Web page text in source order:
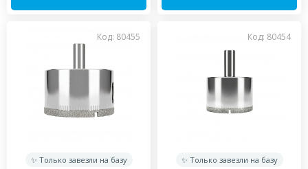
Код: 80455
✨ Только завезли на базу
Код: 80454
✨ Только завезли на базу